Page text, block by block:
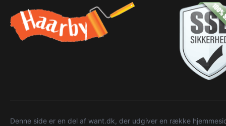
Denne side er en del af want.dk, der udgiver en række